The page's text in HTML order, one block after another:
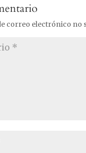
correo electrónico no